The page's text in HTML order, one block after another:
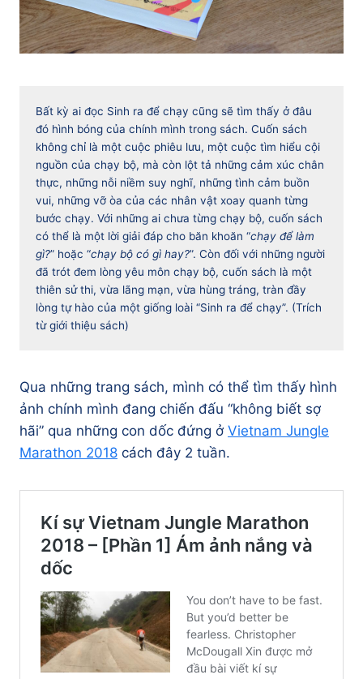
Bất kỳ ai đọc Sinh ra để chạy cũng sẽ tìm thấy ở đâu
đó hình bóng của chính mình trong sách. Cuốn sách
không chỉ là một cuộc phiêu lưu, một cuộc tìm hiểu cội
nguồn của chạy bộ, mà còn lột tả những cảm xúc chân
thực, những nỗi niềm suy nghĩ, những tình cảm buồn
vui, những vỡ òa của các nhân vật xoay quanh từng
bước chạy. Với những ai chưa từng chạy bộ, cuốn sách
có thể là một lời giải đáp cho băn khoăn “chạy để làm
gì?” hoặc “chạy bộ có gì hay?”. Còn đối với những người
đã trót đem lòng yêu môn chạy bộ, cuốn sách là một
thiên sử thi, vừa lãng mạn, vừa hùng tráng, tràn đầy
lòng tự hào của một giống loài “Sinh ra để chạy”. (Trích
từ giới thiệu sách)
Qua những trang sách, mình có thể tìm thấy hình
ảnh chính mình đang chiến đấu “không biết sợ
hãi” qua những con dốc đứng ở Vietnam Jungle
Marathon 2018 cách đây 2 tuần.